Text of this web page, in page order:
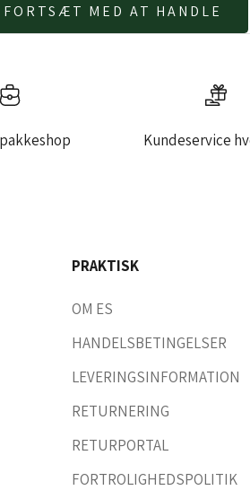
FORTSÆT MED AT HANDLE
Kundeservice
PRAKTISK
OM ES
HANDELSBETINGELSER
LEVERINGSINFORMATION
RETURNERING
RETURPORTAL
FORTROLIGHEDSPOLITIK